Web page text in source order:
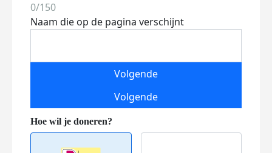
0/150
Naam die op de pagina verschijnt
Volgende
Volgende